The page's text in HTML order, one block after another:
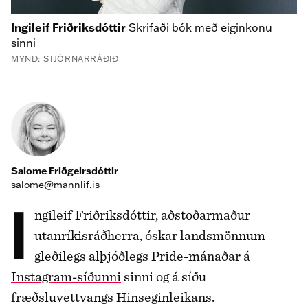
Ingileif Friðriksdóttir Skrifaði bók með eiginkonu
sinni
MYND: STJÓRNARRÁÐIÐ
Salome Friðgeirsdóttir
salome@mannlif.is
utanríkisráðherra, óskar landsmönnum
gleðilegs alþjóðlegs Pride-mánaðar á
Instagram-síðunnisinni og á síðu
fræðsluvettvangs Hinseginleikans.